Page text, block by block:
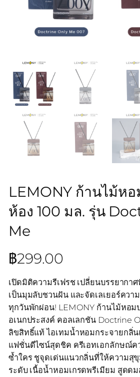
LEMONY ก้านไม้ห
ห้อง 100 มล. รุ่น
Me
฿299.00
เปิดมิติความรีเฟรช เปลี่ยนบรรยากา
เป็นมุมลับชวนฝัน และจัดเลเยอร์ควา
ทุกวันพักผ่อน! LEMONY ก้านไม้หอม
อเนกประสงค์ คอลเลกชัน Doctrine
ลิขสิทธิ์แท้ ไอเทมน้ำหอมกระจายกลิ่
แฟชั่นดีไซน์สุดชิค ครีเอทเอกลักษณ์ค
ซ้ำใคร ชูจุดเด่นแนวกลิ่นที่ให้ความสุ
ระดับ เนื้อน้ำหอมเกรดพรีเมียม สูดด